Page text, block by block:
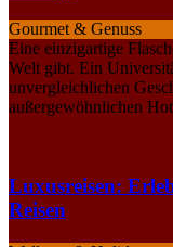
Gourmet & Genuss
Eine einzigartige
Welt gibt. Ein
unvergleichlichen
außergewöhnlichen
Luxusreisen:
Reisen